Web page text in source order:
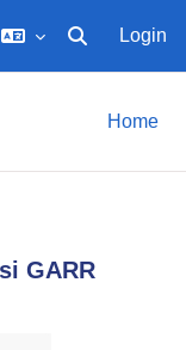
Attiva/
Login
Home
GARR